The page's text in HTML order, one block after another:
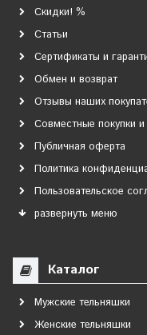
Скидки! %
Статьи
Сертификаты и
Обмен и возврат
Отзывы наших
Совместные покупки
Публичная оферта
Политика
Пользовательское
развернуть меню
Каталог
Мужские тельняшки
Женские тельняшки